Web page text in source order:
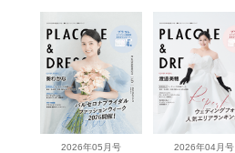
2026年05月号 2026年04月号